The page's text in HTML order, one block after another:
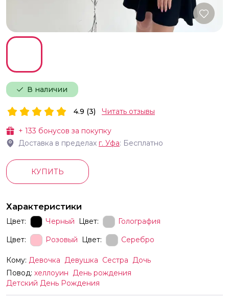
В наличии
+ 133 бонусов за покупку
Доставка в пределах г. Уфа: Бесплатно
4.9 (3) Читать отзывы
КУПИТЬ
Характеристики
Цвет: Черный Цвет:
Голография
Цвет:
Розовый Цвет: Серебро
Кому: Девочка Девушка Сестра Дочь
Повод: хеллоуин День рождения
Детский День Рождения